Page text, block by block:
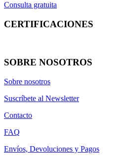
Consulta gratuita
CERTIFICACIONES
SOBRE NOSOTROS
Sobre nosotros
Suscríbete al Newsletter
Contacto
FAQ
Envíos, Devoluciones y Pagos